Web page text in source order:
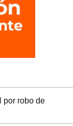
por robo de